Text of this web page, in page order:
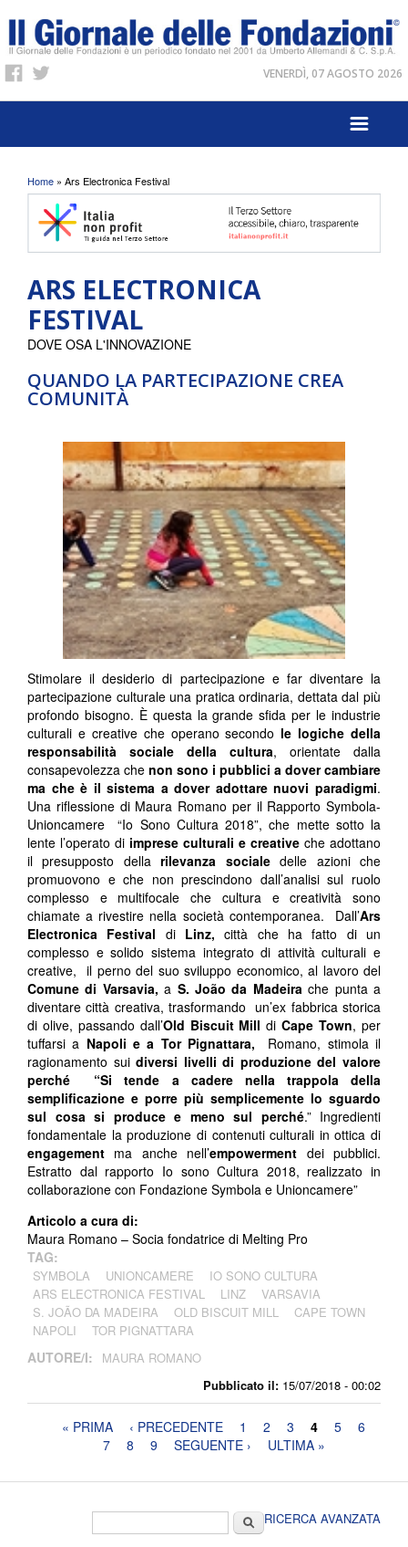
VENERDÌ, 07 AGOSTO 2026
Tu sei qui
Home » Ars Electronica Festival
ARS ELECTRONICA
FESTIVAL
QUANDO LA PARTECIPAZIONE CREA
COMUNITÀ
Pubblicato il: 15/07/2018 - 00:02
DOVE OSA L'INNOVAZIONE
Stimolare il desiderio di partecipazione e far diventare la
partecipazione culturale una pratica ordinaria, dettata dal più
profondo bisogno. È questa la grande sfida per le industrie
culturali e creative che operano secondo le logiche della
responsabilità sociale della cultura, orientate dalla
consapevolezza che non sono i pubblici a dover cambiare
ma che è il sistema a dover adottare nuovi paradigmi.
Una riflessione di Maura Romano per il Rapporto Symbola-
Unioncamere “Io Sono Cultura 2018”, che mette sotto la
lente l’operato di imprese culturali e creative che adottano
il presupposto dellarilevanza socialedelle azioni che
promuovono e che non prescindono dall’analisi sul ruolo
complesso e multifocale che cultura e creatività sono
chiamate a rivestire nella società contemporanea.
Dall’Ars
Electronica Festival di Linz,città che ha fatto di un
complesso e solido sistema integrato di attività culturali e
creative, il perno del suo sviluppo economico, al lavoro del
Comune di Varsavia,a S. João da Madeirache punta a
diventare città creativa, trasformando un’ex fabbrica storica
di olive, passando dall’Old Biscuit MilldiCape Town, per
tuffarsi a Napoli e a Tor Pignattara, Romano, stimola il
ragionamento suidiversi livelli di produzione del valore
perché “Si tende a cadere nella trappola della
semplificazione e porre più semplicemente lo sguardo
sul cosa si produce e meno sul perché.” Ingredienti
fondamentale la produzione di contenuti culturali in ottica di
engagement ma anche nell’empowerment dei pubblici.
Estratto dal rapporto Io sono Cultura 2018, realizzato in
collaborazione con Fondazione Symbola e Unioncamere”
Articolo a cura di:
Maura Romano – Socia fondatrice di Melting Pro
TAG:
SYMBOLA UNIONCAMERE
IO SONO CULTURA
ARS ELECTRONICA FESTIVAL
LINZ
VARSAVIA
S. JOÃO DA MADEIRA
OLD BISCUIT MILL
CAPE TOWN
NAPOLI
TOR PIGNATTARA
AUTORE/I: MAURA ROMANO
Pagine« PRIMA ‹ PRECEDENTE 1 2 3 4 5
6
7
8 9 SEGUENTE › ULTIMA »
CercaRICERCA AVANZATA